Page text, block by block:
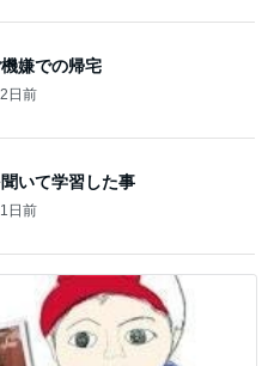
嫌での帰宅
2日前
いて学習した事
1日前